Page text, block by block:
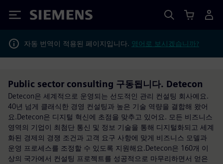
Siemens
자동 번역이 적용된 페이지입니다. 영어로 보시겠습니까?
Public sector consulting 구동됩니다. Detecon
Detecon은 세계적으로 운영되는 선도적인 관리 컨설팅 회사예요.
40년 넘게 클래식한 경영 컨설팅과 높은 기술 역량을 결합해 왔어
요.Detecon은 디지털 혁신에 초점을 맞추고 있어요. 모든 비즈니스
영역의 기업이 최첨단 통신 및 정보 기술을 통해 디지털화되고 세계
화된 경제의 경쟁 조건과 고객 요구 사항에 맞게 비즈니스 모델과
운영 프로세스를 조정할 수 있도록 지원해요.Detecon은 160개 이
상의 국가에서 컨설팅 프로젝트를 성공적으로 마무리하면서 얻은